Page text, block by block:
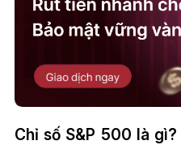
Chỉ số S&P 500 là gì?